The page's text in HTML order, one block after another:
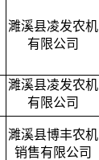
濉溪县凌发农机
有限公司
濉溪县凌发农机
有限公司
濉溪县博丰农机
销售有限公司